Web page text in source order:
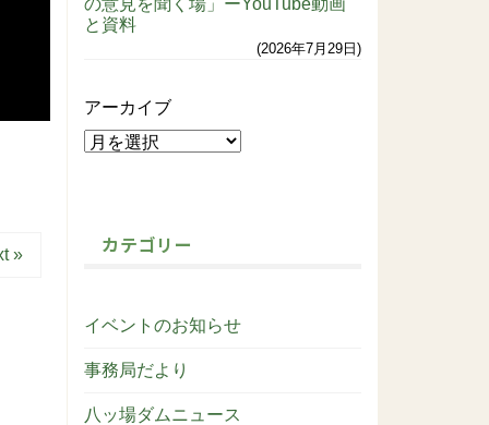
»
と資料
2026年7月29日
アーカイブ
カテゴリー
イベントのお知らせ
事務局だより
八ッ場ダムニュース